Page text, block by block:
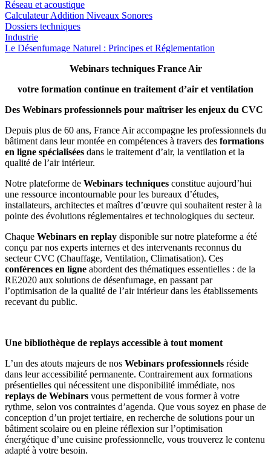
Réseau et acoustique
Calculateur Addition Niveaux Sonores
Dossiers techniques
Industrie
Le Désenfumage Naturel : Principes et Réglementation
Webinars techniques France Air
votre formation continue en traitement d’air et ventilation
Des Webinars professionnels pour maîtriser les enjeux du CVC
Depuis plus de 60 ans, France Air accompagne les professionnels du
bâtiment dans leur montée en compétences à travers des formations
en ligne spécialisées dans le traitement d’air, la ventilation et la
qualité de l’air intérieur.
Notre plateforme de Webinars techniques constitue aujourd’hui
une ressource incontournable pour les bureaux d’études,
installateurs, architectes et maîtres d’œuvre qui souhaitent rester à la
pointe des évolutions réglementaires et technologiques du secteur.
Chaque Webinars en replay disponible sur notre plateforme a été
conçu par nos experts internes et des intervenants reconnus du
secteur CVC (Chauffage, Ventilation, Climatisation). Ces
conférences en ligne abordent des thématiques essentielles : de la
RE2020 aux solutions de désenfumage, en passant par
l’optimisation de la qualité de l’air intérieur dans les établissements
recevant du public.
Une bibliothèque de replays accessible à tout moment
L’un des atouts majeurs de nos Webinars professionnels réside
dans leur accessibilité permanente. Contrairement aux formations
présentielles qui nécessitent une disponibilité immédiate, nos
replays de Webinars vous permettent de vous former à votre
rythme, selon vos contraintes d’agenda. Que vous soyez en phase de
conception d’un projet tertiaire, en recherche de solutions pour un
bâtiment scolaire ou en pleine réflexion sur l’optimisation
énergétique d’une cuisine professionnelle, vous trouverez le contenu
adapté à votre besoin.